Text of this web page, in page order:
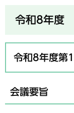
令和8年度
令和8年度第
会議要旨